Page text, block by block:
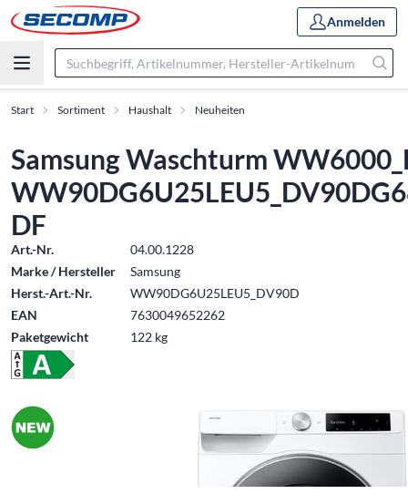
Anmelden
Start Sortiment Haushalt Neuheiten
Samsung Waschturm
DF
Art.-Nr.
04.00.1228
Marke / Hersteller
Samsung
Herst.-Art.-Nr.
WW90DG6U25LEU5_DV90D
EAN
7630049652262
Paketgewicht
122 kg